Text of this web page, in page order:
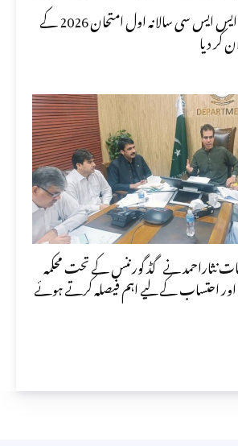
تعلیمی بورڈ مردان نے ایس ایس سی سالانہ اول امتحان 2026 کے
کر دیا
نثاراحمد نے گڈ گورننس کے تحت محکمہ
احتساب کے لیے اہم فیصلہ کرتے ہوئے